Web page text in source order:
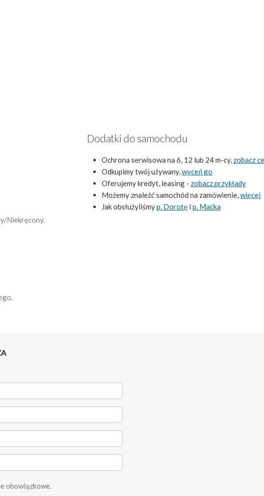
Niekręcony.
Dodatki do samochodu
Ochrona serwisowa na 6, 12 lub 24 m-cy, zobacz
Odkupimy twój używany,wyceń go
Oferujemy kredyt, leasing - zobacz przykłady
Możemy znaleźć samochód na zamówienie,więcej
Jak obsłużyliśmyp. Dorotę i p. Maćka
obowiązkowe.